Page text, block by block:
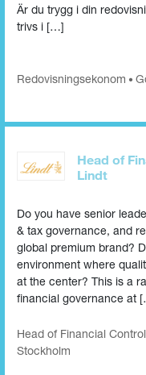
Är du trygg i din
trivs i […]
Redovisnings­ekonom •
Head of
Lindt
Do you have senior
& tax governance, and
global premium brand?
environment where
at the center? This is a
financial governance at
Head of Financial
Stockholm